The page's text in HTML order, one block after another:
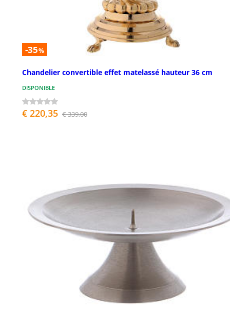
-35%
Chandelier convertible effet matelassé hauteur 36 cm
DISPONIBLE
€ 220,35 € 339,00